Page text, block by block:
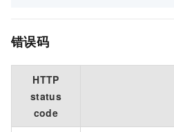
错误码
HTTP
status
code